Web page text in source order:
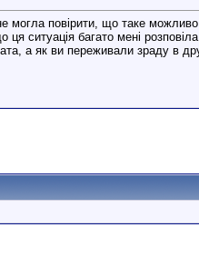
могла повірити, що таке
ситуація багато мені
а як ви переживали зраду в